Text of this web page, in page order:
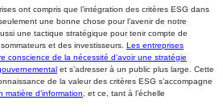
ont compris que l’intégration des critères ESG dans
une bonne chose pour l’avenir de notre
une tactique stratégique pour tenir compte de
et des investisseurs. Les entreprises
conscience de la nécessité d’avoir une stratégie
et s’adresser à un public plus large. Cette
de la valeur des critères ESG s’accompagne
matière d’information , et ce, tant à l’échelle